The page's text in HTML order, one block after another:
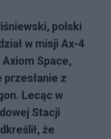
polski
w misji Ax-4
Space,
przesłanie z
Lecąc w
Stacji
że